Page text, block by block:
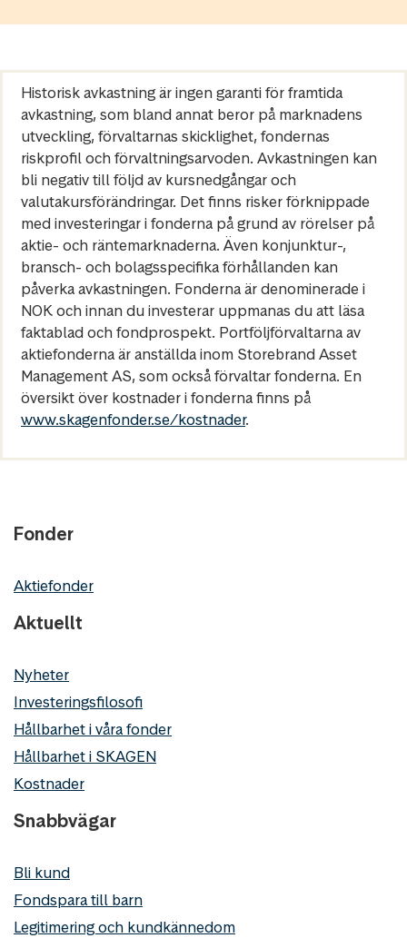
Historisk avkastning är ingen garanti för framtida
avkastning, som bland annat beror på marknadens
utveckling, förvaltarnas skicklighet, fondernas
riskprofil och förvaltningsarvoden. Avkastningen kan
bli negativ till följd av kursnedgångar och
valutakursförändringar. Det finns risker förknippade
med investeringar i fonderna på grund av rörelser på
aktie- och räntemarknaderna. Även konjunktur-,
bransch- och bolagsspecifika förhållanden kan
påverka avkastningen. Fonderna är denominerade i
NOK och innan du investerar uppmanas du att läsa
faktablad och fondprospekt. Portföljförvaltarna av
aktiefonderna är anställda inom Storebrand Asset
Management AS, som också förvaltar fonderna. En
översikt över kostnader i fonderna finns på
www.skagenfonder.se/kostnader.
Fonder
Aktiefonder
Aktuellt
Nyheter
Investeringsfilosofi
Hållbarhet i våra fonder
Hållbarhet i SKAGEN
Kostnader
Snabbvägar
Bli kund
Fondspara till barn
Legitimering och kundkännedom